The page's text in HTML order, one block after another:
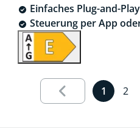
Einfaches Plug-and-Play
Steuerung per App
1 2